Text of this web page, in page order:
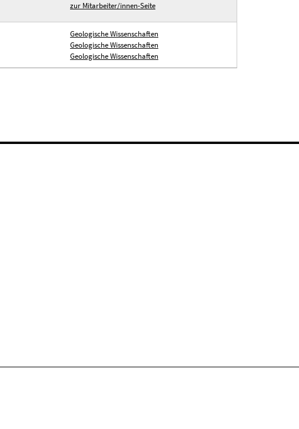
zur Mitarbeiter/innen-Seite
Geologische Wissenschaften
Geologische Wissenschaften
Geologische Wissenschaften